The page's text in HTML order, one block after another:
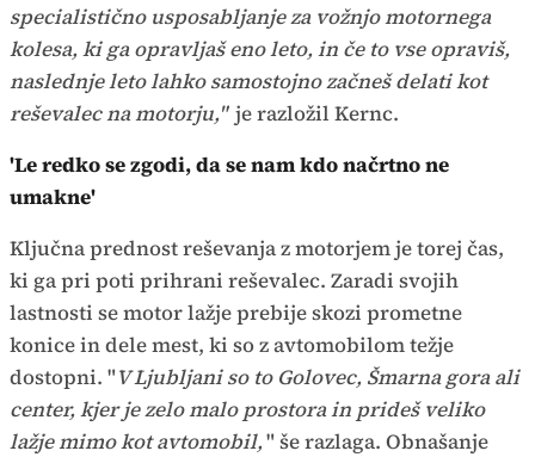
specialistično usposabljanje za vožnjo motornega
kolesa, ki ga opravljaš eno leto, in če to vse opraviš,
naslednje leto lahko samostojno začneš delati kot
reševalec na motorju," je razložil Kernc.
'Le redko se zgodi, da se nam kdo načrtno ne
umakne'
Ključna prednost reševanja z motorjem je torej čas,
ki ga pri poti prihrani reševalec. Zaradi svojih
lastnosti se motor lažje prebije skozi prometne
konice in dele mest, ki so z avtomobilom težje
dostopni. "V Ljubljani so to Golovec, Šmarna gora ali
center, kjer je zelo malo prostora in prideš veliko
lažje mimo kot avtomobil," še razlaga. Obnašanje